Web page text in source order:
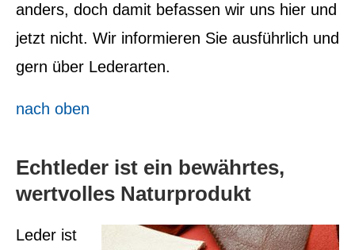
anders, doch damit befassen wir uns hier und
jetzt nicht. Wir informieren Sie ausführlich und
gern über Lederarten.
nach oben
Echtleder ist ein bewährtes,
wertvolles Naturprodukt
Leder ist